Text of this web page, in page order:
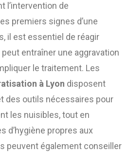
l’intervention de
premiers signes d’une
il est essentiel de réagir
entraîner une aggravation
le traitement. Les
à Lyon disposent
des outils nécessaires pour
les nuisibles, tout en
d’hygiène propres aux
peuvent également conseiller